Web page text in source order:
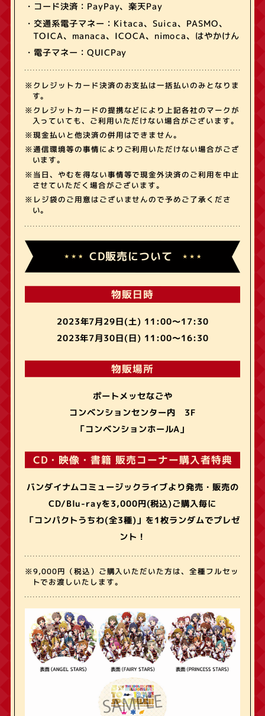
・コード決済：PayPay、楽天Pay
・交通系電子マネー：Kitaca、Suica、PASMO、
TOICA、manaca、ICOCA、nimoca、はやかけん
・電子マネー：QUICPay
※クレジットカード決済のお支払は一括払いのみとなりま
す。
※クレジットカードの提携などにより上記各社のマークが
入っていても、ご利用いただけない場合がございます。
※現金払いと他決済の併用はできません。
※通信環境等の事情によりご利用いただけない場合がござ
います。
※当日、やむを得ない事情等で現金外決済のご利用を中止
させていただく場合がございます。
※レジ袋のご用意はございませんので予めご了承くださ
い。
CD販売について
物販日時
2023年7月29日(土) 11:00～17:30
2023年7月30日(日) 11:00～16:30
物販場所
ポートメッセなごや
コンベンションセンター内 3F
「コンベンションホールA」
CD・映像・書籍 販売コーナー購入者特典
バンダイナムコミュージックライブより発売・販売の
CD/Blu-rayを3,000円(税込)ご購入毎に
「コンパクトうちわ(全3種)」を1枚ランダムでプレゼ
ント！
※9,000円（税込）ご購入いただいた方は、全種フルセッ
トでお渡しいたします。